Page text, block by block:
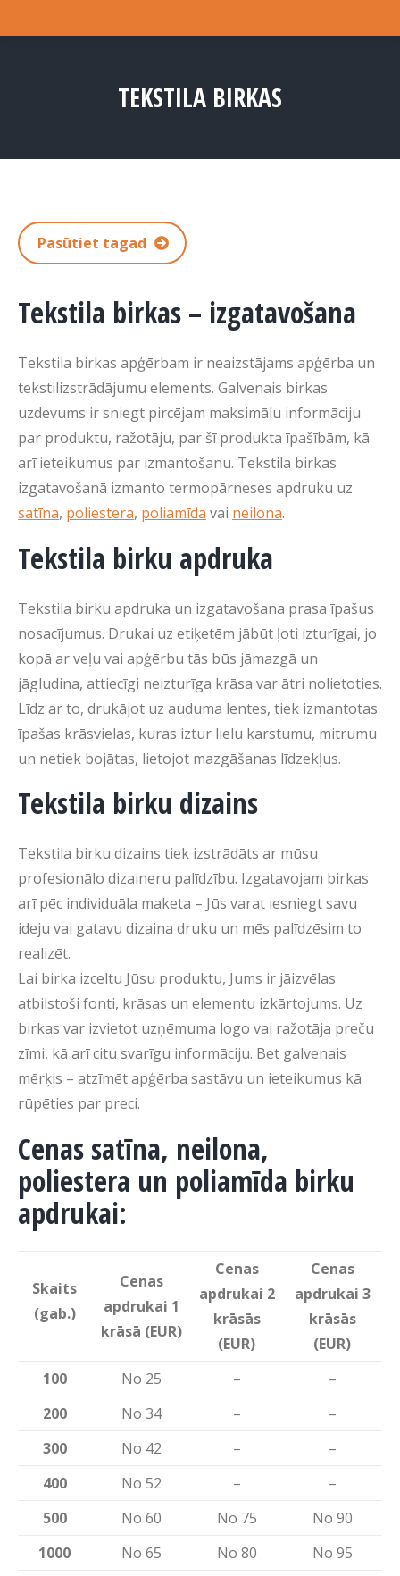
TEKSTILA BIRKAS
Pasūtiet tagad
Tekstila birkas – izgatavošana
Tekstila birkas apģērbam ir neaizstājams apģērba un
tekstilizstrādājumu elements. Galvenais birkas
uzdevums ir sniegt pircējam maksimālu informāciju
par produktu, ražotāju, par šī produkta īpašībām, kā
arī ieteikumus par izmantošanu. Tekstila birkas
izgatavošanā izmanto termopārneses apdruku uz
satīna, poliestera, poliamīda vai neilona.
Tekstila birku apdruka
Tekstila birku apdruka un izgatavošana prasa īpašus
nosacījumus. Drukai uz etiķetēm jābūt ļoti izturīgai, jo
kopā ar veļu vai apģērbu tās būs jāmazgā un
jāgludina, attiecīgi neizturīga krāsa var ātri nolietoties.
Līdz ar to, drukājot uz auduma lentes, tiek izmantotas
īpašas krāsvielas, kuras iztur lielu karstumu, mitrumu
un netiek bojātas, lietojot mazgāšanas līdzekļus.
Tekstila birku dizains
Tekstila birku dizains tiek izstrādāts ar mūsu
profesionālo dizaineru palīdzību. Izgatavojam birkas
arī pēc individuāla maketa – Jūs varat iesniegt savu
ideju vai gatavu dizaina druku un mēs palīdzēsim to
realizēt.
Lai birka izceltu Jūsu produktu, Jums ir jāizvēlas
atbilstoši fonti, krāsas un elementu izkārtojums. Uz
birkas var izvietot uzņēmuma logo vai ražotāja preču
zīmi, kā arī citu svarīgu informāciju. Bet galvenais
mērķis – atzīmēt apģērba sastāvu un ieteikumus kā
rūpēties par preci.
Cenas satīna, neilona,
poliestera un poliamīda birku
apdrukai:
Skaits
(gab.)
Cenas
apdrukai 1
krāsā (EUR)
Cenas
apdrukai 2
krāsās
(EUR)
Cenas
apdrukai 3
krāsās
(EUR)
100
No 25 –
–
200
No 34 –
–
300
No 42 –
–
400
No 52 –
–
500
No 60 No 75
No 90
1000
No 65 No 80
No 95